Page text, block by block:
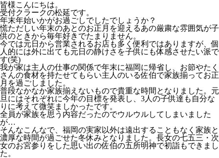
皆様こんにちは。
受付クラークの松延です。
年末年始いかがお過ごしでしたでしょうか？
慌ただしい年末のあとのお正月を迎えるあの厳粛な雰囲気が子
供のときから毎年好きでたまりません。
今では元日から営業されるお店も多く便利ではありますが、個
人的には外に出ても元日の静けさを子供にも体感させたい派で
す(笑)
我が家は主人の仕事の関係で年末に福岡に帰省し、お節やたく
さんの食材を持たせてもらい主人のいる佐伯で家族揃ってお正
月を過ごしました。
普段なかなか家族揃えないもので貴重な時間となりました。元
旦にはそれぞれに今年の目標を発表し、3人の子供達も自分な
りに考えて微笑ましかったです。
全員が家族を思う内容だったのでウルウルしてしまいました
が…
そんなこんなで、福岡の実家以外は遠出することもなく家族と
濃厚な時間が過ごせた冬休みとなりました。長女の七五三・次
女のお宮参りをした思い出の佐伯の五所明神で初詣もできまし
た。